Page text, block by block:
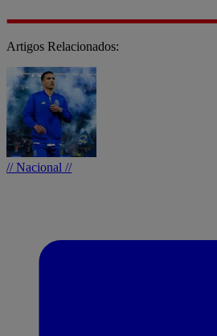
Artigos Relacionados:
// Nacional //